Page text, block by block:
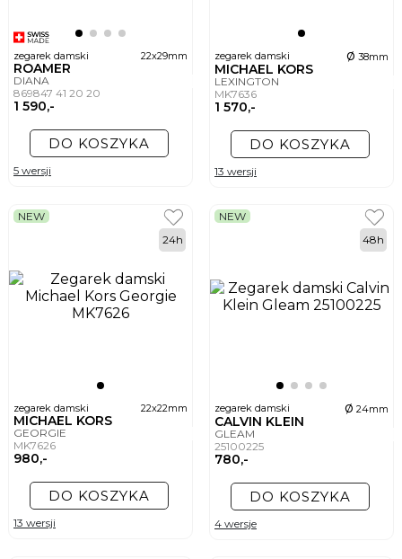
zegarek damski 22x29mm
ROAMER
DIANA
869847 41 20 20
1 590,-
DO KOSZYKA
5 wersji
zegarek damski ø 38mm
MICHAEL KORS
LEXINGTON
MK7636
1 570,-
DO KOSZYKA
13 wersji
zegarek damski 22x22mm
MICHAEL KORS
GEORGIE
MK7626
980,-
NEW
24h
DO KOSZYKA
13 wersji
zegarek damski ø 24mm
CALVIN KLEIN
GLEAM
25100225
780,-
NEW
48h
DO KOSZYKA
4 wersje